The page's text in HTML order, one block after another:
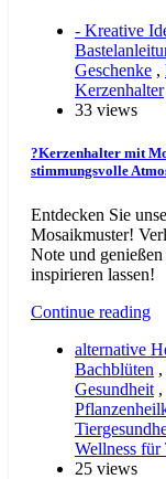
- Kreative
Geschenke ,
Kerzenhalter
33 views
?Kerzenhalter mit
stimmungsvolle
Entdecken Sie
Mosaikmuster!
Note und
inspirieren lassen!
Continue reading
alternative
Bachblüten ,
Gesundheit ,
Wellness für
25 views